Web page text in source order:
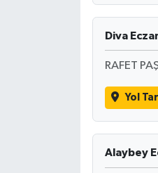
Diva
RAFET
Yol
Alaybey